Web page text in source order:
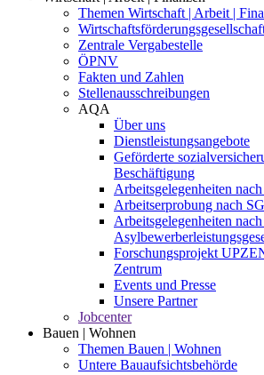
Themen Wirtschaft | Arbeit |
Zentrale Vergabestelle
ÖPNV
Fakten und Zahlen
Stellenausschreibungen
AQA
Über uns
Dienstleistungsangebote
Geförderte
Beschäftigung
Arbeitsgelegenheiten
Arbeitserprobung nach
Arbeitsgelegenheiten
Forschungsprojekt
Zentrum
Events und Presse
Unsere Partner
Jobcenter
Bauen | Wohnen
Themen Bauen | Wohnen
Untere Bauaufsichtsbehörde